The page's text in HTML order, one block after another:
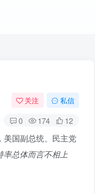
关注 私信
0 174 12
国副总统、民主党
率总体而言不相上